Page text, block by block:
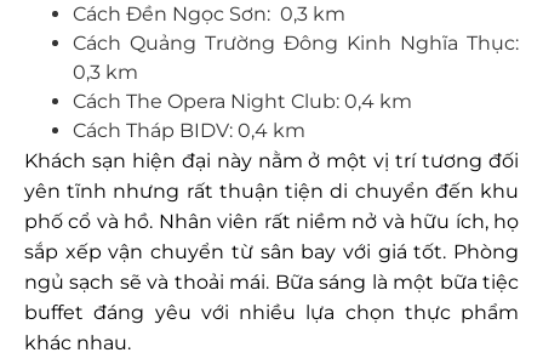
Cách Đền Ngọc Sơn: 0,3 km
Cách Quảng Trường Đông Kinh Nghĩa Thục:
0,3 km
Cách The Opera Night Club: 0,4 km
Cách Tháp BIDV: 0,4 km
Khách sạn hiện đại này nằm ở một vị trí tương đối
yên tĩnh nhưng rất thuận tiện di chuyển đến khu
phố cổ và hồ. Nhân viên rất niềm nở và hữu ích, họ
sắp xếp vận chuyển từ sân bay với giá tốt. Phòng
ngủ sạch sẽ và thoải mái. Bữa sáng là một bữa tiệc
buffet đáng yêu với nhiều lựa chọn thực phẩm
khác nhau.